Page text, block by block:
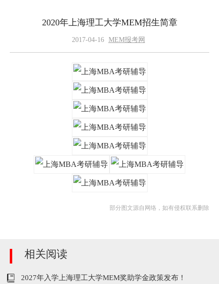
2020年上海理工大学MEM招生简章
2017-04-16 MEM报考网
部分图文源自网络，如有侵权联系删除
相关阅读
2027年入学上海理工大学MEM奖助学金政策发布！